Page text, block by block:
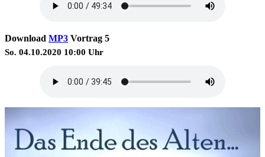
Download MP3 Vortrag 5
So. 04.10.2020 10:00 Uhr